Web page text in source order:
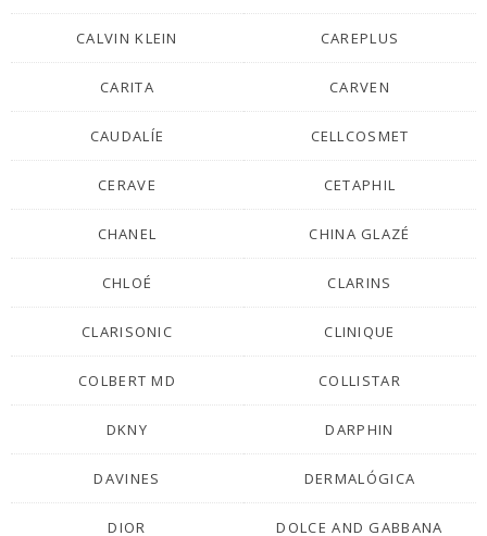
CALVIN KLEIN CAREPLUS
CARITA CARVEN
CAUDALÍE CELLCOSMET
CERAVE CETAPHIL
CHANEL CHINA GLAZÉ
CHLOÉ CLARINS
CLARISONIC CLINIQUE
COLBERT MD COLLISTAR
DKNY DARPHIN
DAVINES DERMALÓGICA
DIOR DOLCE AND GABBANA